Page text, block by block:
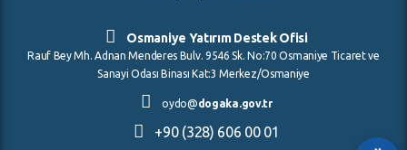
Osmaniye Yatırım Destek Ofisi
Rauf Bey Mh. Adnan Menderes Bulv. 9546 Sk. No:70 Osmaniye Ticaret ve
Sanayi Odası Binası Kat:3 Merkez/Osmaniye
oydo@dogaka.gov.tr
+90 (328) 606 00 01